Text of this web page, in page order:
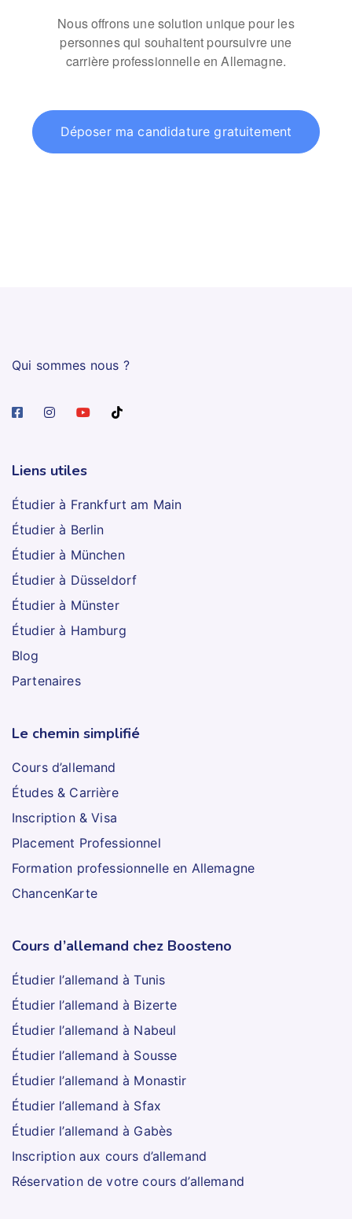
Nous offrons une solution unique pour les
personnes qui souhaitent poursuivre une
carrière professionnelle en Allemagne.
Déposer ma candidature gratuitement
Qui sommes nous ?
Liens utiles
Étudier à Frankfurt am Main
Étudier à Berlin
Étudier à München
Étudier à Düsseldorf
Étudier à Münster
Étudier à Hamburg
Blog
Partenaires
Le chemin simplifié
Cours d’allemand
Études & Carrière
Inscription & Visa
Placement Professionnel
Formation professionnelle en Allemagne
ChancenKarte
Cours d’allemand chez Boosteno
Étudier l’allemand à Tunis
Étudier l’allemand à Bizerte
Étudier l’allemand à Nabeul
Étudier l’allemand à Sousse
Étudier l’allemand à Monastir
Étudier l’allemand à Sfax
Étudier l’allemand à Gabès
Inscription aux cours d’allemand
Réservation de votre cours d’allemand